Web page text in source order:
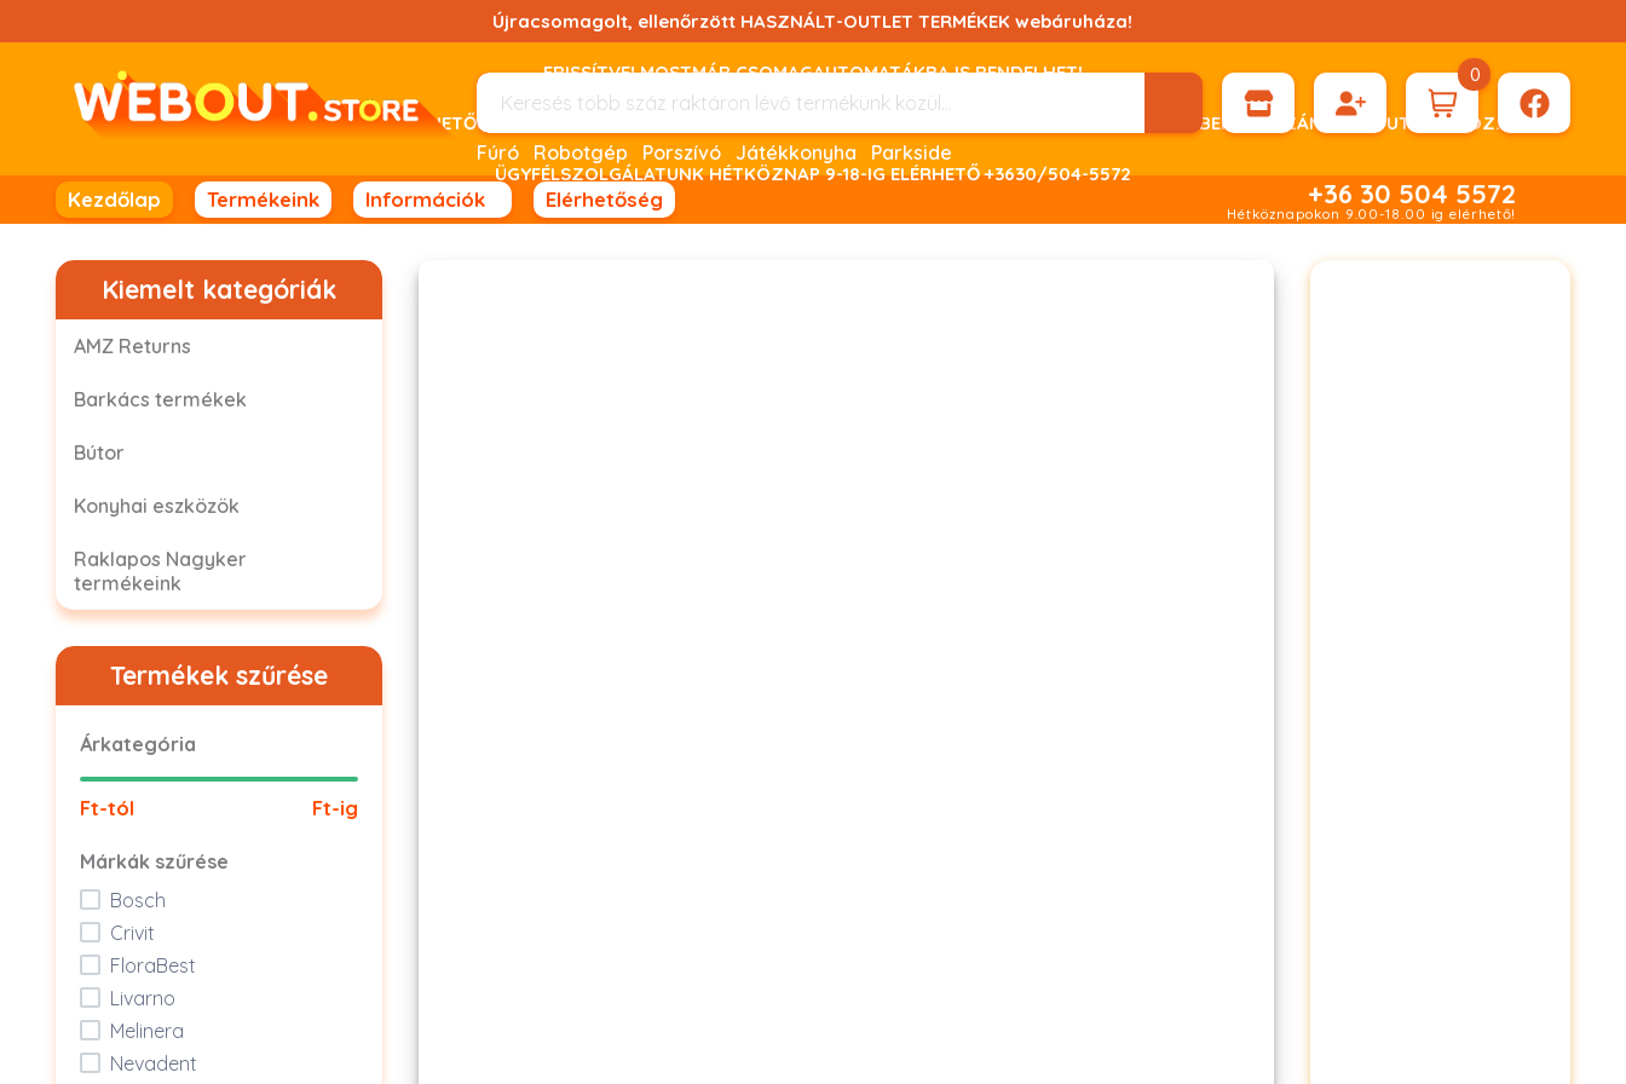
a
Újracsomagolt, ellenőrzött HASZNÁLT-OUTLET TERMÉKEK webáruháza!
FRISSÍTVE! MOSTMÁR CSOMAGAUTOMATÁKBA IS RENDELHET!
UTÁNVÉTELES FIZETÉSRE NINCS LEHETŐSÉG! FIZETNI ONLINE BANKKÁRTYÁVAL LEHETSÉGES, SZÜKSÉG ESETÉN KÉRHET DÍJBEKÉRŐ SZÁMLÁT ÁTUTALÁSHOZ.
ÜGYFÉLSZOLGÁLATUNK HÉTKÖZNAP 9-18-IG ELÉRHETŐ +3630/504-5572
Fúró Robotgép Porszívó Játékkonyha Parkside
0
Kezdőlap Termékeink Információk Elérhetőség +36 30 504 5572
Hétköznapokon 9.00-18.00 ig elérhető!
Kiemelt kategóriák
AMZ Returns
Barkács termékek
Bútor
Konyhai eszközök
Raklapos Nagyker
termékeink
Termékek szűrése
Árkategória
Ft-tól Ft-ig
Márkák szűrése
Bosch
Crivit
FloraBest
Livarno
Melinera
Nevadent